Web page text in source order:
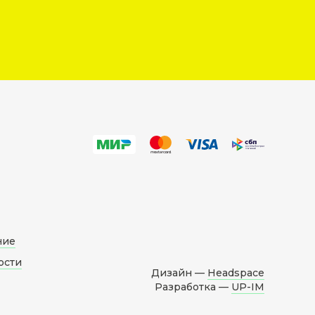
Дизайн — Headspace
Разработка — UP-IM